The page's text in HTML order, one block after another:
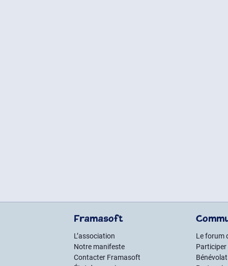
Framasoft
L’association
Notre manifeste
Contacter Framasoft
Le forum
Participer